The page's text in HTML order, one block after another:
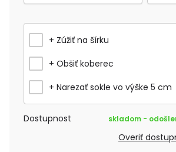
+ Zúžiť na šírku
+ Obšiť koberec
+ Narezať sokle vo výške 5 cm
Dostupnost skladom -
Overiť